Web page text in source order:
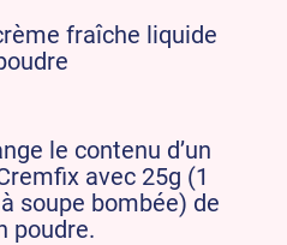
fraîche liquide
le contenu d’un
avec 25g (1
soupe bombée) de
poudre.​